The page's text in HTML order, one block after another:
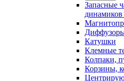
Запасные
динамиков
Катушки
Клемные
Колпаки,
Корзины,